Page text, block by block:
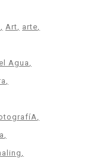
Art
arte
Agua